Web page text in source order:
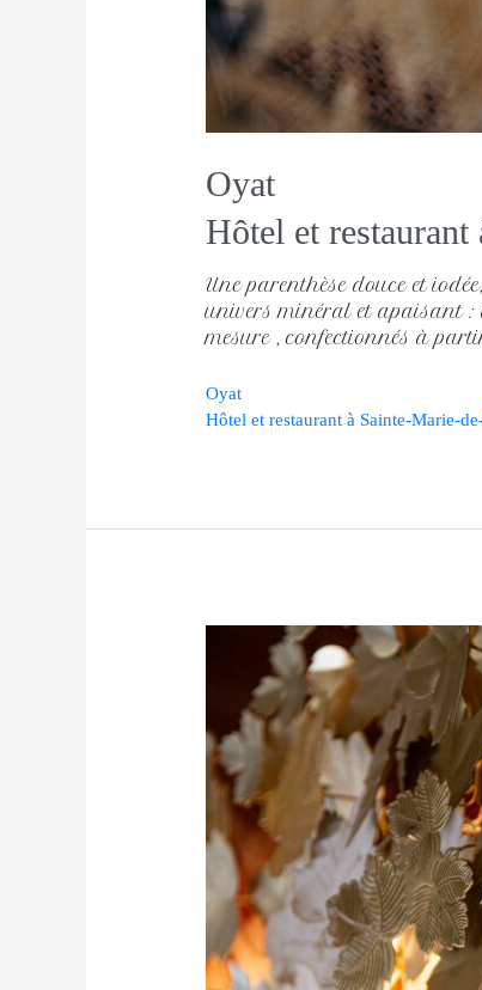
Oyat
Hôtel et
Une parenthèse douce et
univers minéral et apaisant :
mesure , confectionnés à
Oyat
Hôtel et restaurant à Sainte-Marie-